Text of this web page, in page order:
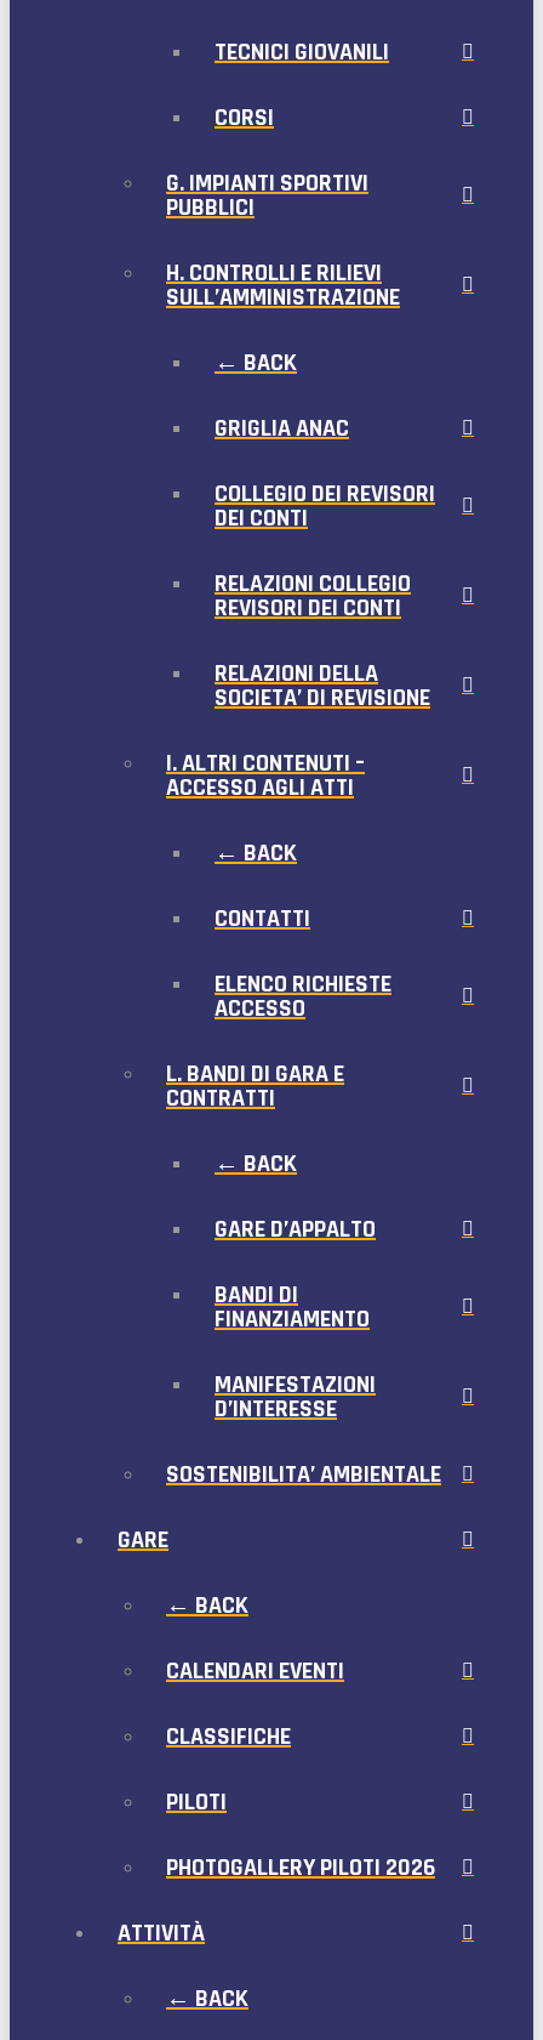
TECNICI GIOVANILI
CORSI
G. IMPIANTI SPORTIVI
PUBBLICI
H. CONTROLLI E RILIEVI
SULL’AMMINISTRAZIONE
← BACK
GRIGLIA ANAC
COLLEGIO DEI REVISORI
DEI CONTI
RELAZIONI COLLEGIO
REVISORI DEI CONTI
RELAZIONI DELLA
SOCIETA’ DI REVISIONE
I. ALTRI CONTENUTI –
ACCESSO AGLI ATTI
← BACK
CONTATTI
ELENCO RICHIESTE
ACCESSO
L. BANDI DI GARA E
CONTRATTI
← BACK
GARE D’APPALTO
BANDI DI
FINANZIAMENTO
MANIFESTAZIONI
D’INTERESSE
SOSTENIBILITA’ AMBIENTALE
GARE
← BACK
CALENDARI EVENTI
CLASSIFICHE
PILOTI
PHOTOGALLERY PILOTI 2026
ATTIVITÀ
← BACK